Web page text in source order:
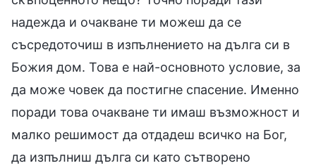
надежда и очакване ти можеш да се
съсредоточиш в изпълнението на дълга си в
Божия дом. Това е най-основното условие, за
да може човек да постигне спасение. Именно
поради това очакване ти имаш възможност и
малко решимост да отдадеш всичко на Бог,
да изпълниш дълга си като сътворено